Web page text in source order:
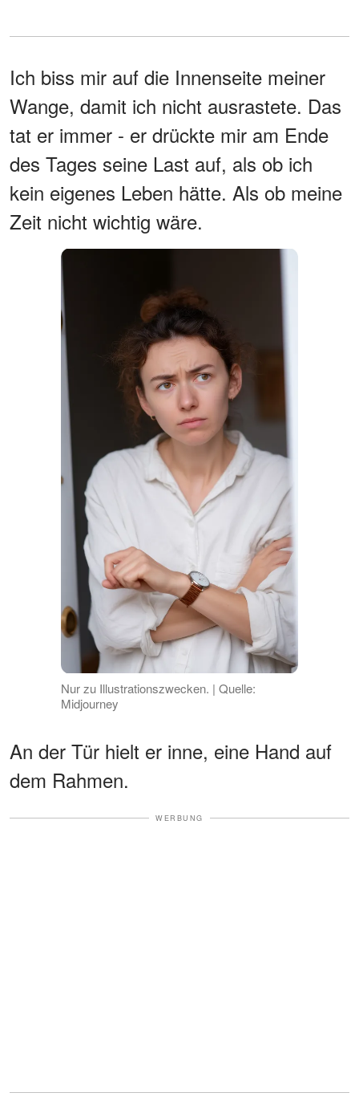
Ich biss mir auf die Innenseite meiner
Wange, damit ich nicht ausrastete. Das
tat er immer - er drückte mir am Ende
des Tages seine Last auf, als ob ich
kein eigenes Leben hätte. Als ob meine
Zeit nicht wichtig wäre.
Nur zu Illustrationszwecken. | Quelle:
Midjourney
An der Tür hielt er inne, eine Hand auf
dem Rahmen.
WERBUNG